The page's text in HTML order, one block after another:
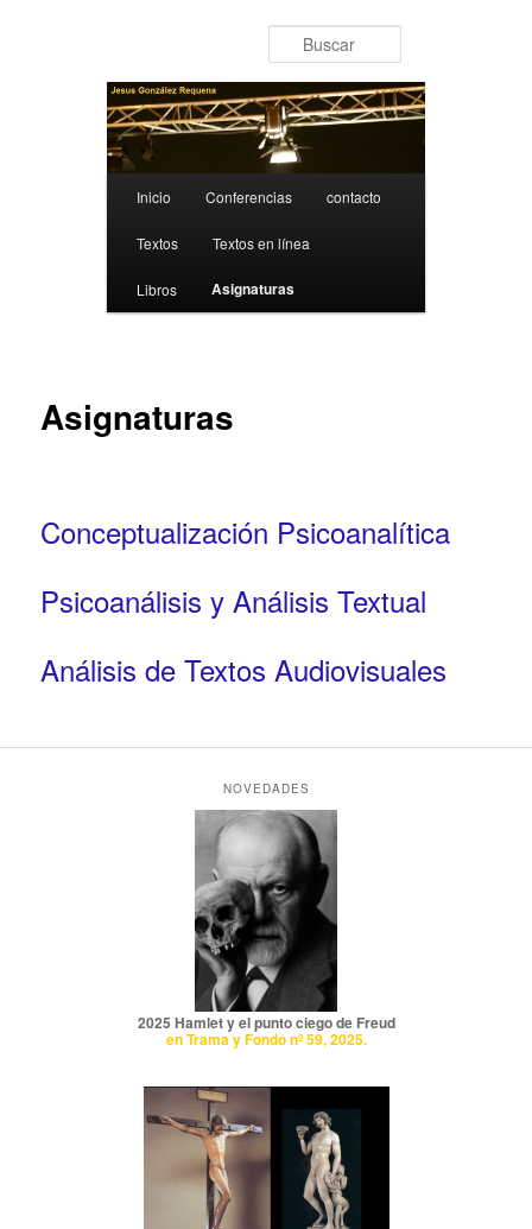
Buscar
Inicio Conferencias contacto
Textos Textos en línea
Libros Asignaturas
Asignaturas
Conceptualización Psicoanalítica
Psicoanálisis y Análisis Textual
Análisis de Textos Audiovisuales
NOVEDADES
2025 Hamlet y el punto ciego de Freud
en Trama y Fondo nº 59, 2025.